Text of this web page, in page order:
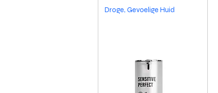
Droge, Gevoelige Huid